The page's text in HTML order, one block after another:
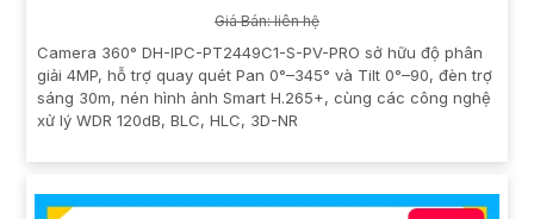
Giá Bán: liên hệ
Camera 360° DH-IPC-PT2449C1-S-PV-PRO sở hữu độ phân
giải 4MP, hỗ trợ quay quét Pan 0°–345° và Tilt 0°–90, đèn trợ
sáng 30m, nén hình ảnh Smart H.265+, cùng các công nghệ
xử lý WDR 120dB, BLC, HLC, 3D-NR